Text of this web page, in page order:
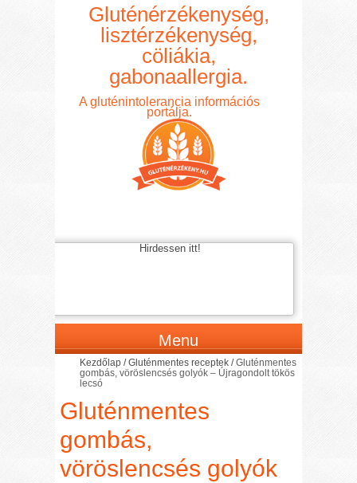
Gluténérzékenység,
lisztérzékenység,
cöliákia,
gabonaallergia.
A gluténintolerancia információs
portálja.
Hirdessen itt!
Menu
Kezdőlap /Gluténmentes receptek /Gluténmentes
gombás, vöröslencsés golyók – Újragondolt tökös
lecsó
Gluténmentes
gombás,
vöröslencsés golyók